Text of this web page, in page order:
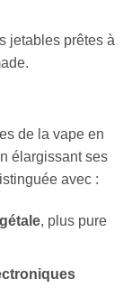
jetables prêtes à
de la vape en
élargissant ses
avec :
, plus pure